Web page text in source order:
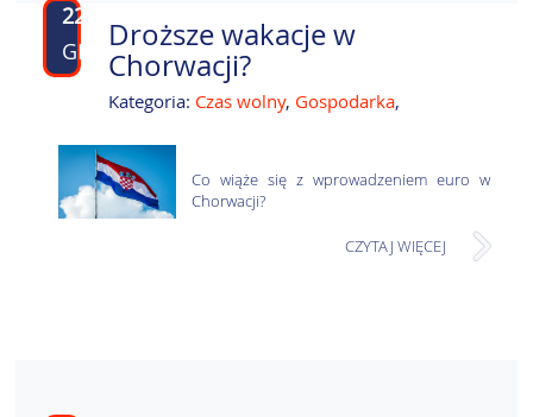
22
GRU
Droższe wakacje w
Chorwacji?
Kategoria: Czas wolny, Gospodarka,
Co wiąże się z wprowadzeniem euro w
Chorwacji?
CZYTAJ WIĘCEJ